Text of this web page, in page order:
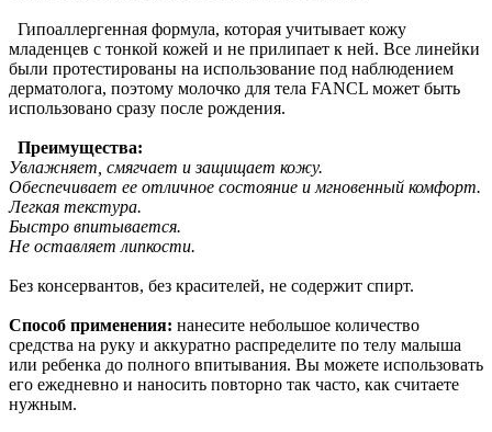
Гипоаллергенная формула, которая учитывает кожу
младенцев с тонкой кожей и не прилипает к ней. Все линейки
были протестированы на использование под наблюдением
дерматолога, поэтому молочко для тела FANCL может быть
использовано сразу после рождения.
Преимущества:
Увлажняет, смягчает и защищает кожу.
Обеспечивает ее отличное состояние и мгновенный комфорт.
Легкая текстура.
Быстро впитывается.
Не оставляет липкости.
Без консервантов, без красителей, не содержит спирт.
Способ применения: нанесите небольшое количество
средства на руку и аккуратно распределите по телу малыша
или ребенка до полного впитывания. Вы можете использовать
его ежедневно и наносить повторно так часто, как считаете
нужным.